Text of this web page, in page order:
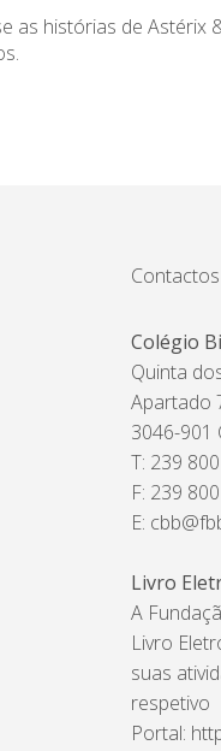
as histórias de Astérix
Contactos
Colégio
Quinta
Apartado
3046-901
T: 239
F: 239
E:
Livro
A
Livro
suas
respetivo
Portal: